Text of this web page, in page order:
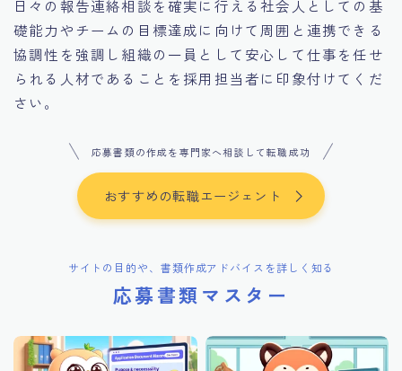
日々の報告連絡相談を確実に行える社会人としての基
礎能力やチームの目標達成に向けて周囲と連携できる
協調性を強調し組織の一員として安心して仕事を任せ
られる人材であることを採用担当者に印象付けてくだ
さい。
応募書類の作成を専門家へ相談して転職成功
おすすめの転職エージェント
サイトの目的や、書類作成アドバイスを詳しく知る
応募書類マスター